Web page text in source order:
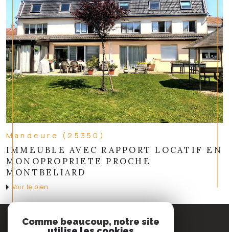
Mandeure (25350)
IMMEUBLE AVEC RAPPORT LOCATIF EN
MONOPROPRIETE PROCHE
MONTBELIARD
Voir le bien
PROPRIÉTAIRE
Comme beaucoup, notre site